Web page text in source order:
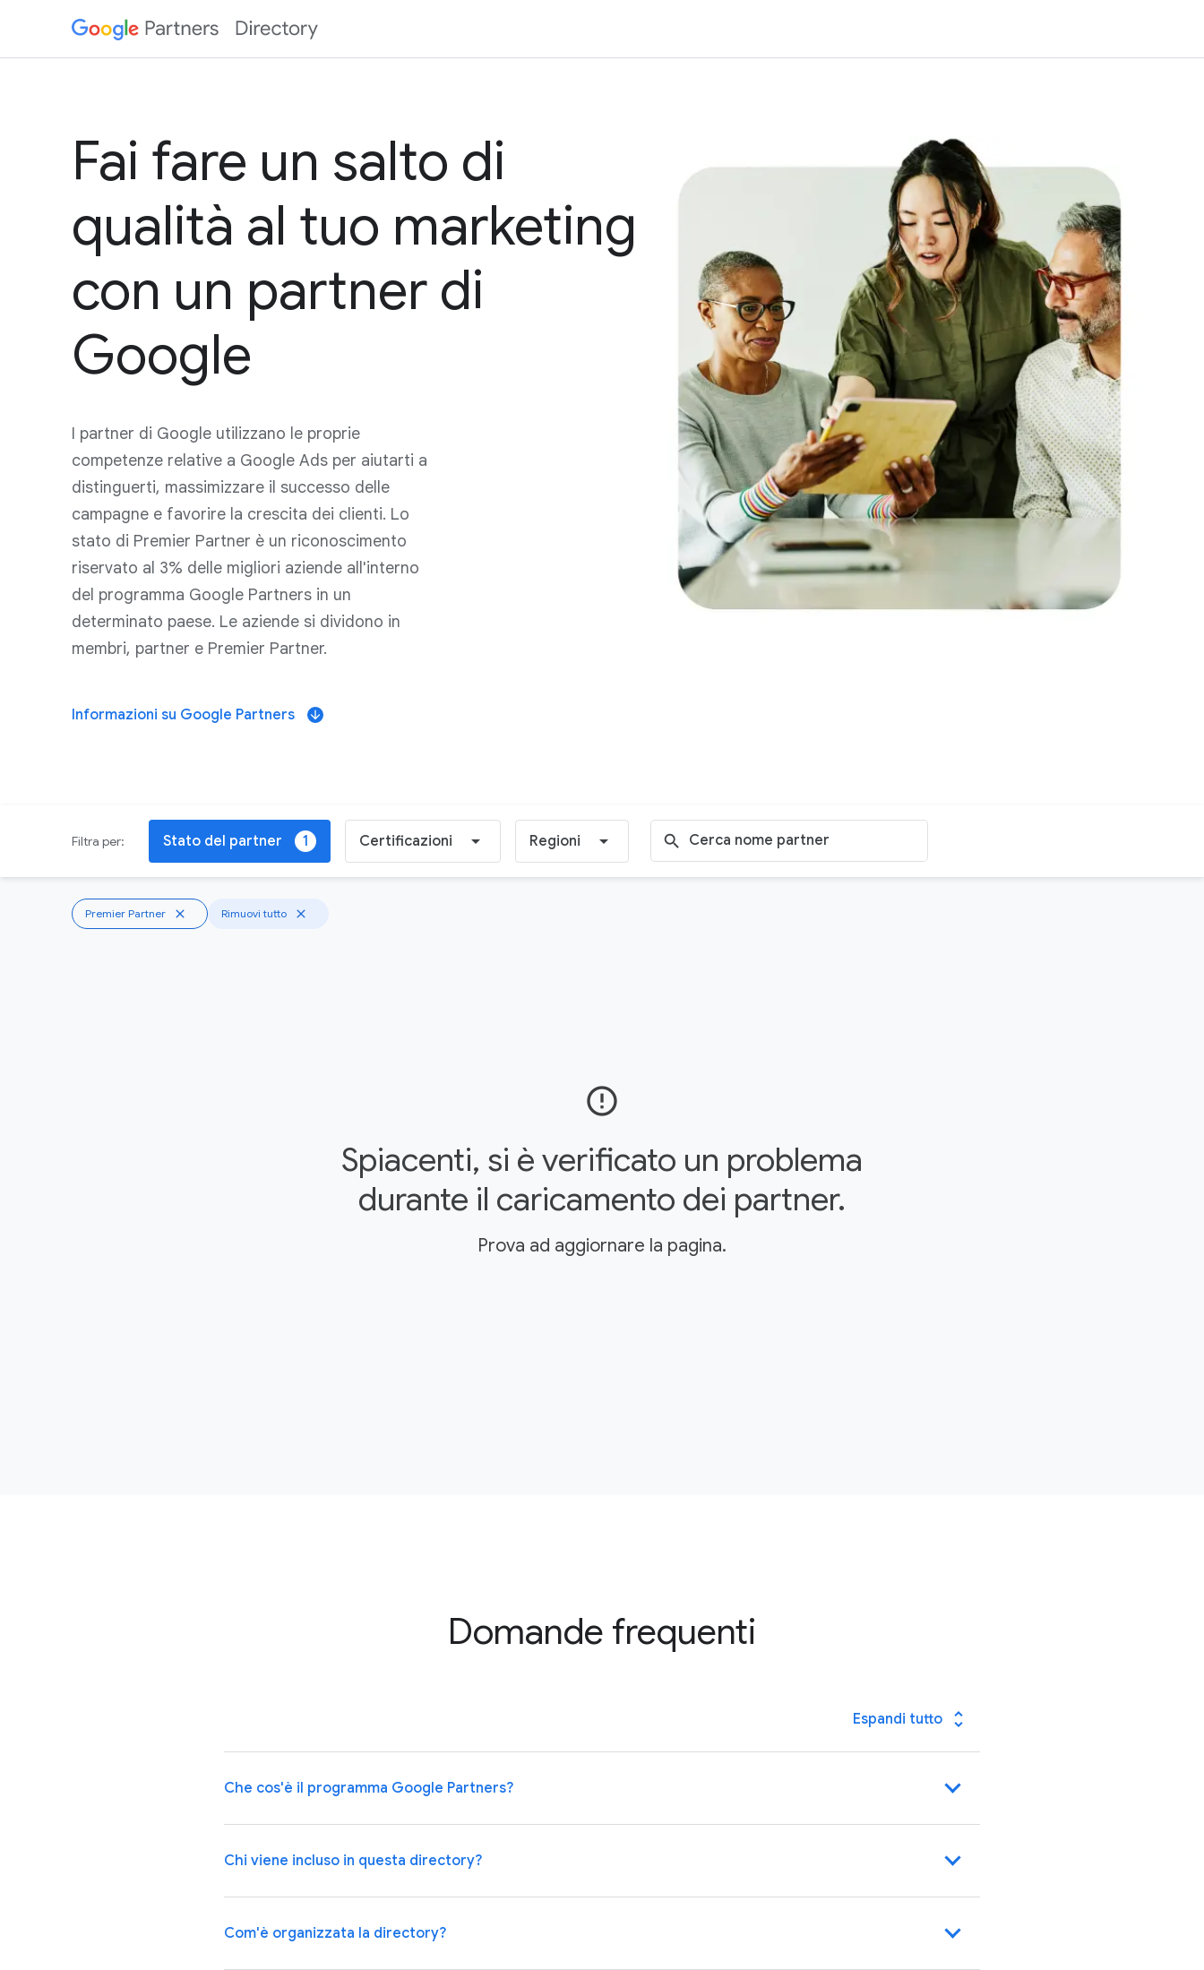
Fai fare un salto di
qualità al tuo marketing
con un partner di
Google
I partner di Google utilizzano le proprie
competenze relative a Google Ads per aiutarti a
distinguerti, massimizzare il successo delle
campagne e favorire la crescita dei clienti. Lo
stato di Premier Partner è un riconoscimento
riservato al 3% delle migliori aziende all'interno
del programma Google Partners in un
determinato paese. Le aziende si dividono in
membri, partner e Premier Partner.
Informazioni su Google Partners arrow_downward
Filtra per: Stato del partner 1 Certificazioni arrow_drop_down Regioni arrow_drop_down search
Premier Partner close Rimuovi tutto close
error_outline
Spiacenti, si è verificato un problema
durante il caricamento dei partner.
Prova ad aggiornare la pagina.
Domande frequenti
Espandi tutto unfold_more
Che cos'è il programma Google Partners?
Chi viene incluso in questa directory?
Com'è organizzata la directory?